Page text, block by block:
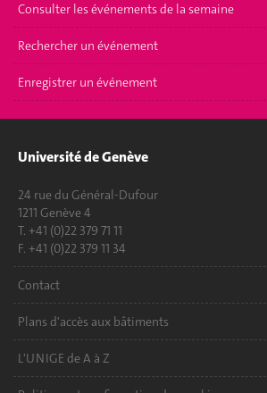
Consulter les événements de la semaine
Rechercher un événement
Enregistrer un événement
Université de Genève
24 rue du Général-Dufour
1211 Genève 4
T. +41 (0)22 379 71 11
F. +41 (0)22 379 11 34
Contact
Plans d'accès aux bâtiments
L'UNIGE de A à Z